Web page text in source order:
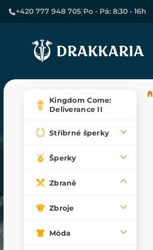
+420 777 948 705|Po - Pá: 8:30 - 16h
Kingdom Come:
Deliverance II
Stříbrné šperky
Šperky
Zbraně
Zbroje
Móda